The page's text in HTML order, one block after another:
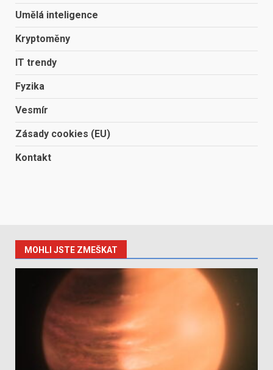
Umělá inteligence
Kryptoměny
IT trendy
Fyzika
Vesmír
Zásady cookies (EU)
Kontakt
MOHLI JSTE ZMEŠKAT